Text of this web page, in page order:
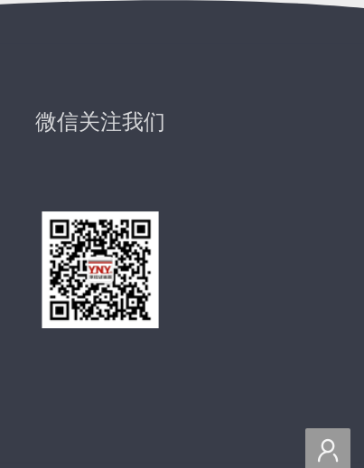
微信关注我们
